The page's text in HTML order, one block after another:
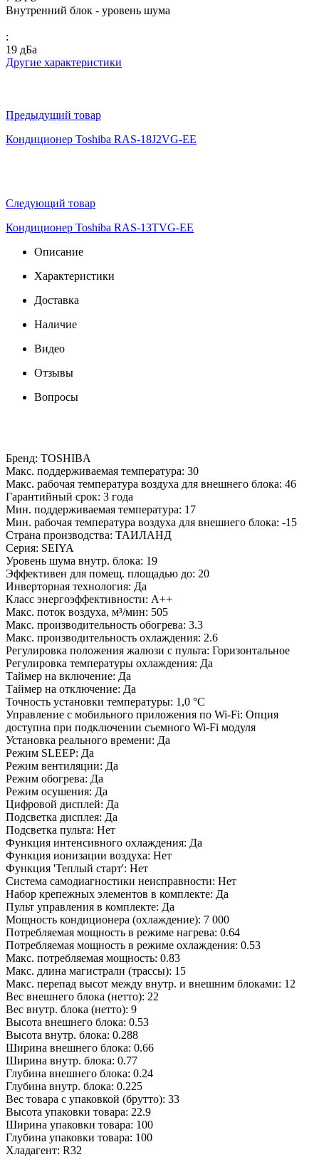
Внутренний блок - уровень шума
:
19 дБа
Другие характеристики
Предыдущий товар
Кондиционер Toshiba RAS-18J2VG-EE
Следующий товар
Кондиционер Toshiba RAS-13TVG-EE
Описание
Характеристики
Доставка
Наличие
Видео
Отзывы
Вопросы
Бренд: TOSHIBA
Макс. поддерживаемая температура: 30
Макс. рабочая температура воздуха для внешнего блока: 46
Гарантийный срок: 3 года
Мин. поддерживаемая температура: 17
Мин. рабочая температура воздуха для внешнего блока: -15
Страна производства: ТАИЛАНД
Серия: SEIYA
Уровень шума внутр. блока: 19
Эффективен для помещ. площадью до: 20
Инверторная технология: Да
Класс энергоэффективности: A++
Макс. поток воздуха, м³/мин: 505
Макс. производительность обогрева: 3.3
Макс. производительность охлаждения: 2.6
Регулировка положения жалюзи с пульта: Горизонтальное
Регулировка температуры охлаждения: Да
Таймер на включение: Да
Таймер на отключение: Да
Точность установки температуры: 1,0 °С
Управление c мобильного приложения по Wi-Fi: Опция
доступна при подключении съемного Wi-Fi модуля
Установка реального времени: Да
Режим SLEEP: Да
Режим вентиляции: Да
Режим обогрева: Да
Режим осушения: Да
Цифровой дисплей: Да
Подсветка дисплея: Да
Подсветка пульта: Нет
Функция интенсивного охлаждения: Да
Функция ионизации воздуха: Нет
Функция 'Теплый старт': Нет
Система самодиагностики неисправности: Нет
Набор крепежных элементов в комплекте: Да
Пульт управления в комплекте: Да
Мощность кондиционера (охлаждение): 7 000
Потребляемая мощность в режиме нагрева: 0.64
Потребляемая мощность в режиме охлаждения: 0.53
Макс. потребляемая мощность: 0.83
Макс. длина магистрали (трассы): 15
Макс. перепад высот между внутр. и внешним блоками: 12
Вес внешнего блока (нетто): 22
Вес внутр. блока (нетто): 9
Высота внешнего блока: 0.53
Высота внутр. блока: 0.288
Ширина внешнего блока: 0.66
Ширина внутр. блока: 0.77
Глубина внешнего блока: 0.24
Глубина внутр. блока: 0.225
Вес товара с упаковкой (брутто): 33
Высота упаковки товара: 22.9
Ширина упаковки товара: 100
Глубина упаковки товара: 100
Хладагент: R32